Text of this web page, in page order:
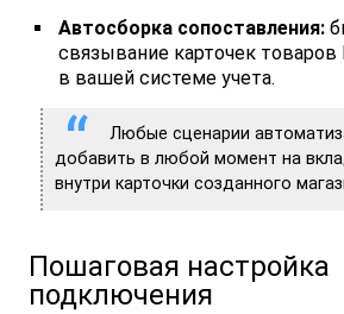
Автосборка сопоставления:
связывание карточек
в вашей системе учета.
Любые сценарии
добавить в любой момент на
внутри карточки созданного
Пошаговая настройка
подключения